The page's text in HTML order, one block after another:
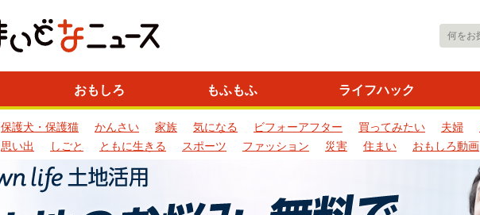
おもしろ もふもふ ライフハック
保護犬・保護猫 かんさい 家族 気になる ビフォーアフター 買ってみたい 夫婦
思い出
しごと ともに生きる スポーツ ファッション 災害 住まい おもしろ動画